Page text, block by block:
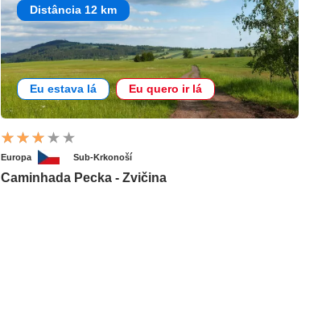
Distância 12 km
Eu estava lá Eu quero ir lá
Europa Sub-Krkonoší
Caminhada Pecka - Zvičina